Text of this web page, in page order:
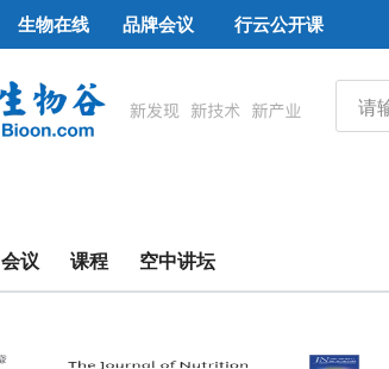
生物在线 品牌会议 行云公开课
会议 课程 空中讲坛